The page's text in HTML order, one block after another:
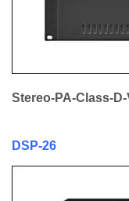
Stereo-PA-Class-
DSP-26